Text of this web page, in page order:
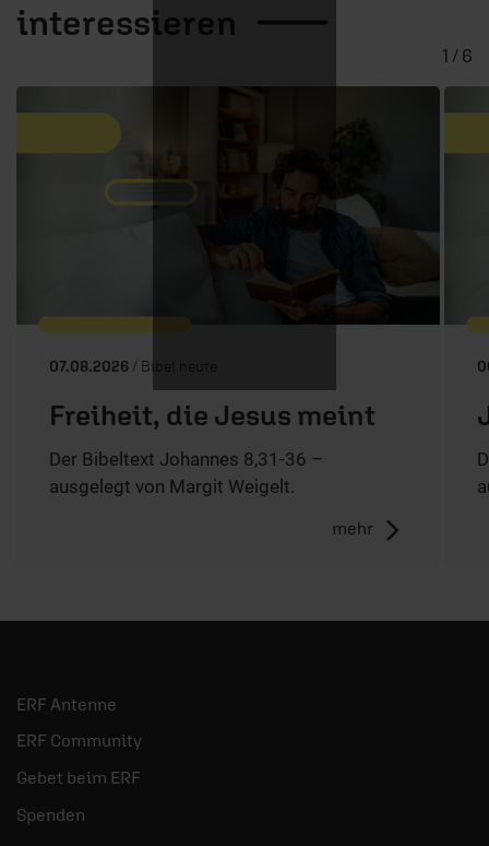
interessieren
07.08.2026 / Bibel heute
Freiheit, die Jesus meint
Der Bibeltext Johannes 8,31-36 –
ausgelegt von Margit Weigelt.
mehr
1 / 6
ERF Antenne
ERF Community
Gebet beim ERF
Spenden